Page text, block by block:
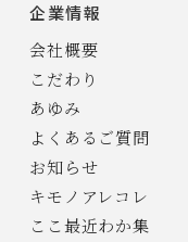
企業情報
会社概要
こだわり
あゆみ
よくあるご質問
お知らせ
キモノアレコレ
ここ最近わか集